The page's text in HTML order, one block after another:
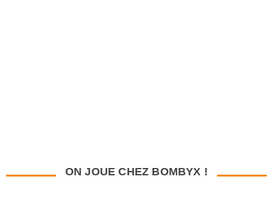
ON JOUE CHEZ BOMBYX !